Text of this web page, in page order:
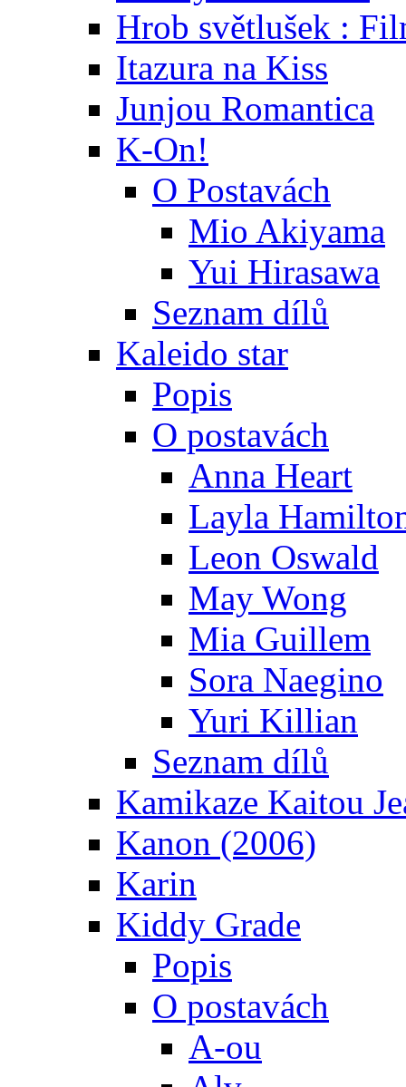
Hrob světlušek :
Itazura na Kiss
Junjou Romantica
K-On!
O Postavách
Mio Akiyama
Yui Hirasawa
Seznam dílů
Kaleido star
Popis
O postavách
Anna Heart
Layla
Leon Oswald
May Wong
Mia Guillem
Sora Naegino
Yuri Killian
Seznam dílů
Kamikaze Kaitou
Kanon (2006)
Karin
Kiddy Grade
Popis
O postavách
A-ou